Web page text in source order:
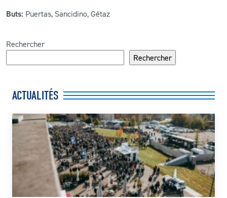
Buts: Puertas, Sancidino, Gétaz
Rechercher
Rechercher
ACTUALITÉS